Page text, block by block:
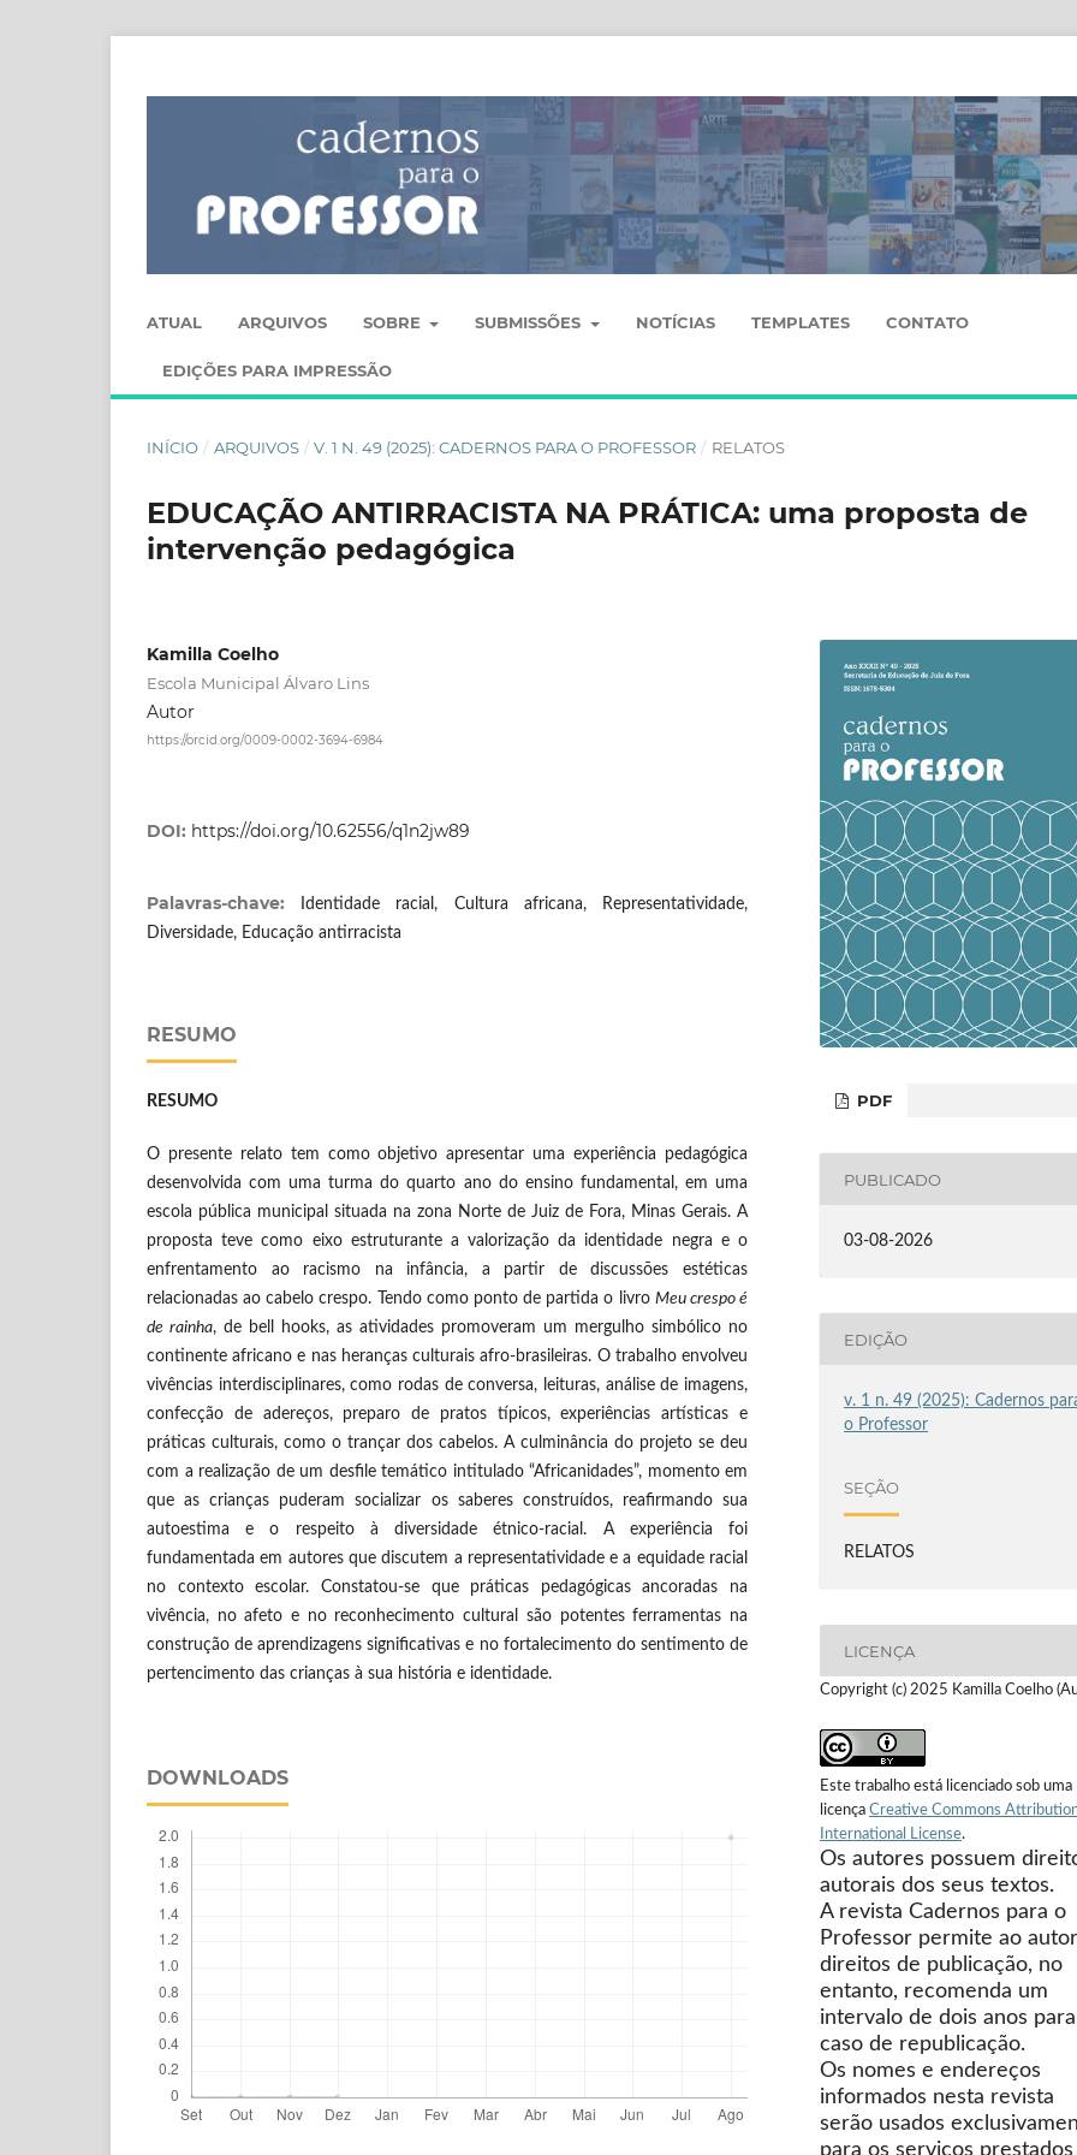
ATUAL ARQUIVOS SOBRE SUBMISSÕES NOTÍCIAS TEMPLATES CONTATO
EDIÇÕES PARA IMPRESSÃO
INÍCIO / ARQUIVOS / V. 1 N. 49 (2025): CADERNOS PARA O PROFESSOR / RELATOS
EDUCAÇÃO ANTIRRACISTA NA PRÁTICA: uma proposta de
intervenção pedagógica
Kamilla Coelho
Escola Municipal Álvaro Lins
Autor
https://orcid.org/0009-0002-3694-6984
DOI: https://doi.org/10.62556/q1n2jw89
Palavras-chave:
Identidade racial, Cultura africana, Representatividade,
Diversidade, Educação antirracista
RESUMO
RESUMO
O presente relato tem como objetivo apresentar uma experiência pedagógica
desenvolvida com uma turma do quarto ano do ensino fundamental, em uma
escola pública municipal situada na zona Norte de Juiz de Fora, Minas Gerais. A
proposta teve como eixo estruturante a valorização da identidade negra e o
enfrentamento ao racismo na infância, a partir de discussões estéticas
relacionadas ao cabelo crespo. Tendo como ponto de partida o livro Meu crespo é
de rainha, de bell hooks, as atividades promoveram um mergulho simbólico no
continente africano e nas heranças culturais afro-brasileiras. O trabalho envolveu
vivências interdisciplinares, como rodas de conversa, leituras, análise de imagens,
confecção de adereços, preparo de pratos típicos, experiências artísticas e
práticas culturais, como o trançar dos cabelos. A culminância do projeto se deu
com a realização de um desfile temático intitulado “Africanidades”, momento em
que as crianças puderam socializar os saberes construídos, reafirmando sua
autoestima e o respeito à diversidade étnico-racial. A experiência foi
fundamentada em autores que discutem a representatividade e a equidade racial
no contexto escolar. Constatou-se que práticas pedagógicas ancoradas na
vivência, no afeto e no reconhecimento cultural são potentes ferramentas na
construção de aprendizagens significativas e no fortalecimento do sentimento de
pertencimento das crianças à sua história e identidade.
DOWNLOADS
PDF
PUBLICADO
03-08-2026
EDIÇÃO
v. 1 n. 49 (2025): Cadernos
o Professor
SEÇÃO
RELATOS
LICENÇA
Copyright (c) 2025 Kamilla Coelho
Este trabalho está licenciado sob uma
licença Creative Commons
International License.
Os autores possuem
autorais dos seus textos.
A revista Cadernos para o
Professor permite ao
direitos de publicação, no
entanto, recomenda um
intervalo de dois anos
caso de republicação.
Os nomes e endereços
informados nesta revista
serão usados
para os serviços prestados